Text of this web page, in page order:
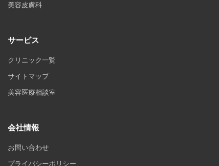
美容皮膚科
サービス
クリニック一覧
サイトマップ
美容医療相談室
会社情報
お問い合わせ
プライバシーポリシー